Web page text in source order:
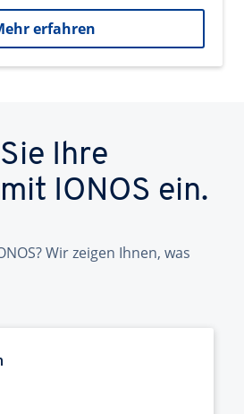
erfahren
Ihre
IONOS ein.
Wir zeigen Ihnen, was